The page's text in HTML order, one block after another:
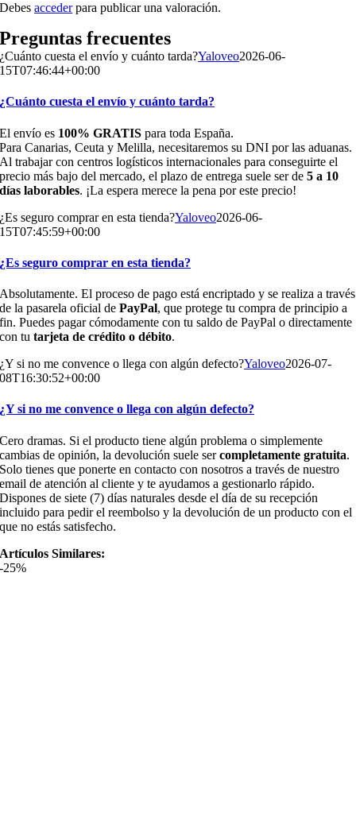
Debesaccederpara publicar una valoración.
Preguntas frecuentes
¿Cuánto cuesta el envío y cuánto tarda?Yaloveo2026-06-
15T07:46:44+00:00
¿Cuánto cuesta el envío y cuánto tarda?
El envío es 100% GRATIS para toda España.
Para Canarias, Ceuta y Melilla, necesitaremos su DNI por las aduanas.
Al trabajar con centros logísticos internacionales para conseguirte el
precio más bajo del mercado, el plazo de entrega suele ser de5 a 10
días laborables. ¡La espera merece la pena por este precio!
¿Es seguro comprar en esta tienda?Yaloveo2026-06-
15T07:45:59+00:00
¿Es seguro comprar en esta tienda?
Absolutamente. El proceso de pago está encriptado y se realiza a través
de la pasarela oficial dePayPal, que protege tu compra de principio a
fin. Puedes pagar cómodamente con tu saldo de PayPal o directamente
con tutarjeta de crédito o débito.
¿Y si no me convence o llega con algún defecto?Yaloveo2026-07-
08T16:30:52+00:00
¿Y si no me convence o llega con algún defecto?
Cero dramas. Si el producto tiene algún problema o simplemente
cambias de opinión, la devolución suele sercompletamente gratuita.
Solo tienes que ponerte en contacto con nosotros a través de nuestro
email de atención al cliente y te ayudamos a gestionarlo rápido.
Dispones de siete (7) días naturales desde el día de su recepción
incluido para pedir el reembolso y la devolución de un producto con el
que no estás satisfecho.
Artículos Similares:
-25%